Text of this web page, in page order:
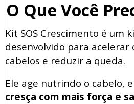
O Que Você
Kit SOS Crescimento é um
desenvolvido para acelerar
cabelos e reduzir a queda.
Ele age nutrindo o cabelo,
cresça com mais força e